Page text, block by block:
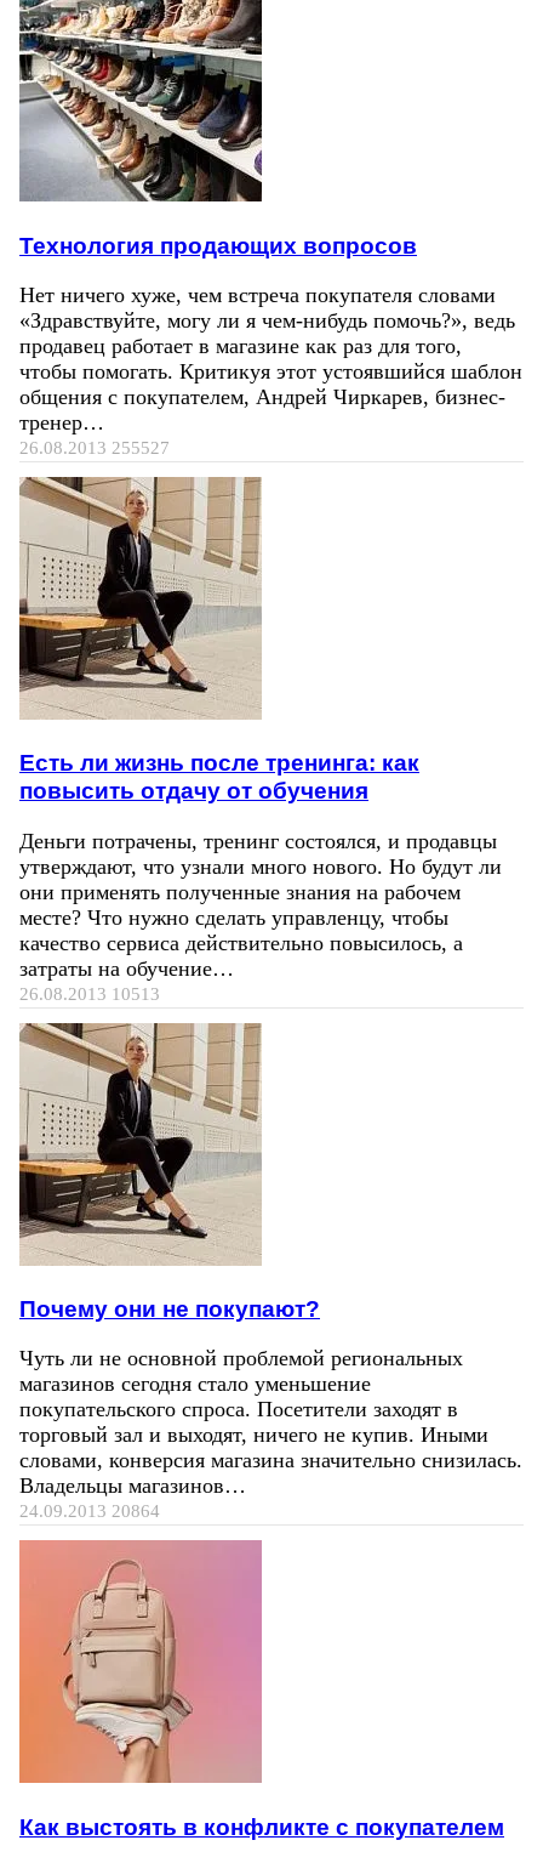
Технология продающих вопросов
Нет ничего хуже, чем встреча покупателя словами
«Здравствуйте, могу ли я чем-нибудь помочь?», ведь
продавец работает в магазине как раз для того,
чтобы помогать. Критикуя этот устоявшийся шаблон
общения с покупателем, Андрей Чиркарев, бизнес-
тренер…
26.08.2013 255527
Есть ли жизнь после тренинга: как
повысить отдачу от обучения
Деньги потрачены, тренинг состоялся, и продавцы
утверждают, что узнали много нового. Но будут ли
они применять полученные знания на рабочем
месте? Что нужно сделать управленцу, чтобы
качество сервиса действительно повысилось, а
затраты на обучение…
26.08.2013 10513
Почему они не покупают?
Чуть ли не основной проблемой региональных
магазинов сегодня стало уменьшение
покупательского спроса. Посетители заходят в
торговый зал и выходят, ничего не купив. Иными
словами, конверсия магазина значительно снизилась.
Владельцы магазинов…
24.09.2013 20864
Как выстоять в конфликте с покупателем